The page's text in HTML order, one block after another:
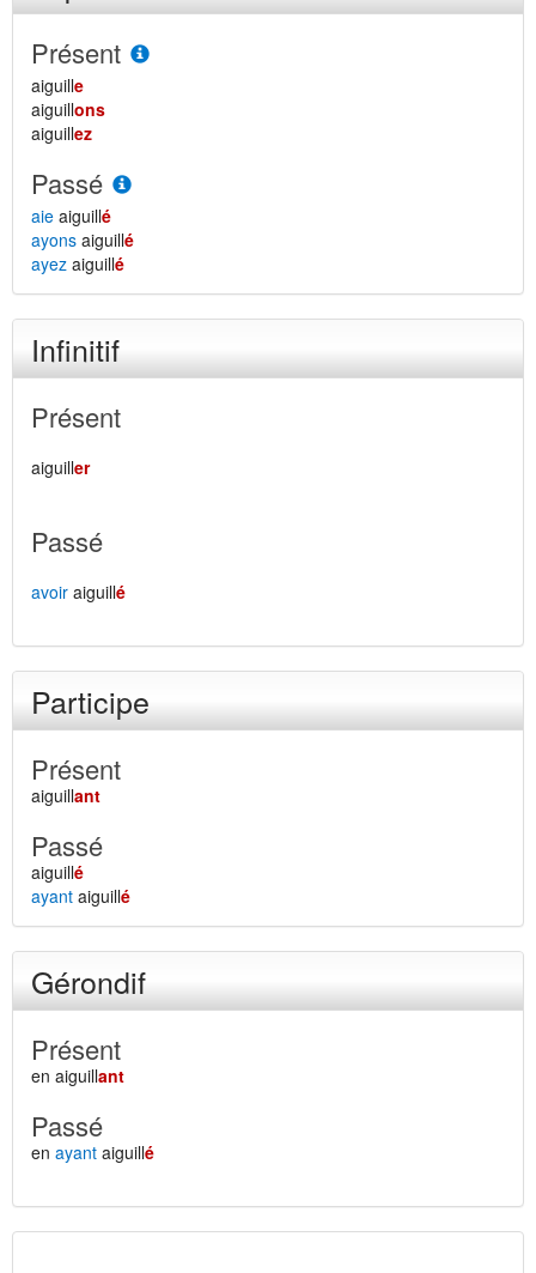
Présent
aiguille
aiguillons
aiguillez
Passé
aie aiguillé
ayons aiguillé
ayez aiguillé
Infinitif
Présent
aiguiller
Passé
avoir aiguillé
Participe
Présent
aiguillant
Passé
aiguillé
ayant aiguillé
Gérondif
Présent
en aiguillant
Passé
en ayant aiguillé